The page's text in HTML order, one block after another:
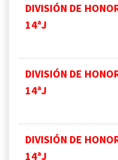
DIVISIÓN DE
14ªJ
DIVISIÓN DE
14ªJ
DIVISIÓN DE
14ªJ